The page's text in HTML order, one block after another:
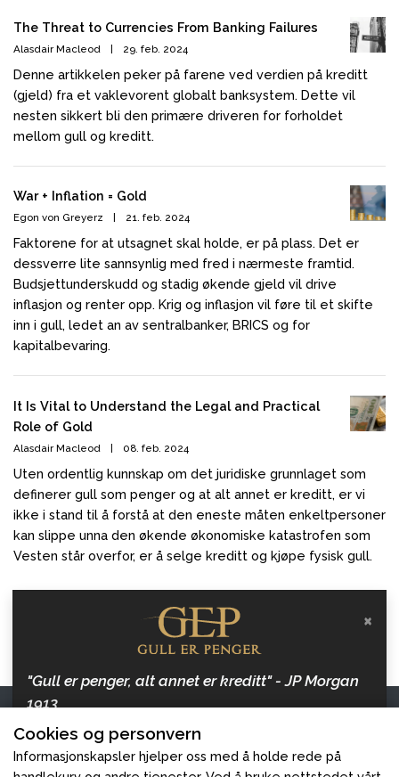
The Threat to Currencies From Banking Failures
Alasdair Macleod | 29. feb. 2024
Denne artikkelen peker på farene ved verdien på kreditt
(gjeld) fra et vaklevorent globalt banksystem. Dette vil
nesten sikkert bli den primære driveren for forholdet
mellom gull og kreditt.
War + Inflation = Gold
Egon von Greyerz 21. feb. 2024
Faktorene for at utsagnet skal holde, er på plass. Det er
dessverre lite sannsynlig med fred i nærmeste framtid.
Budsjettunderskudd og stadig økende gjeld vil drive
inflasjon og renter opp. Krig og inflasjon vil føre til et skifte
inn i gull, ledet an av sentralbanker, BRICS og for
kapitalbevaring.
It Is Vital to Understand the Legal and Practical
Role of Gold
Alasdair Macleod | 08. feb. 2024
Uten ordentlig kunnskap om det juridiske grunnlaget som
definerer gull som penger og at alt annet er kreditt, er vi
ikke i stand til å forstå at den eneste måten enkeltpersoner
kan slippe unna den økende økonomiske katastrofen som
Vesten står overfor, er å selge kreditt og kjøpe fysisk gull.
Kontakt oss
Gull er Penger
Cookies og personvern
Informasjonskapsler hjelper oss med å holde rede på
×
"Gull er penger, alt annet er kreditt" - JP Morgan
1913
Hold deg oppdatert med artikler om penger, inflasjon
og gull, og hvordan beskytte dine verdier.